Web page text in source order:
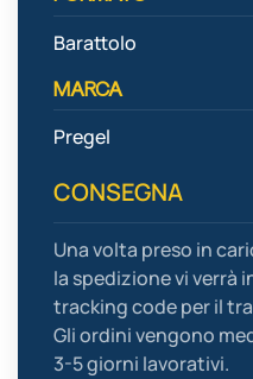
Barattolo
MARCA
Pregel
CONSEGNA
Una volta preso in
la spedizione vi verrà
tracking code per il
Gli ordini vengono
3-5 giorni lavorativi.